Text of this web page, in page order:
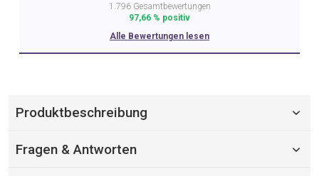
1.796 Gesamtbewertungen
97,66 % positiv
Alle Bewertungen lesen
Produktbeschreibung
Fragen & Antworten